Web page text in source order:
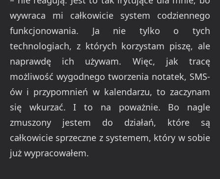
wywraca mi całkowicie system codziennego
funkcjonowania. Ja nie tylko o tych
technologiach, z których korzystam piszę, ale
naprawdę ich używam. Więc, jak tracę
możliwość wygodnego tworzenia notatek, SMS-
ów i przypomnień w kalendarzu, to zaczynam
się wkurzać. I to na poważnie. Bo nagle
zmuszony jestem do działań, które są
całkowicie sprzeczne z systemem, który w sobie
już wypracowałem.